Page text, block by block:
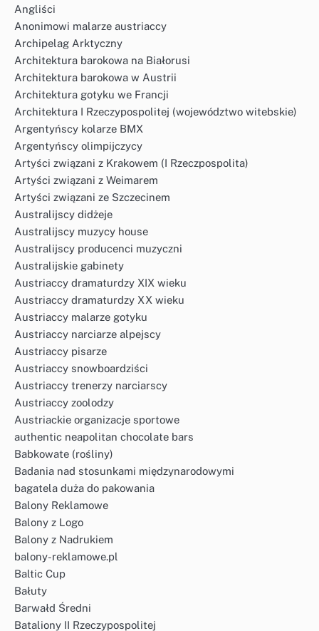
Angliści
Anonimowi malarze austriaccy
Archipelag Arktyczny
Architektura barokowa na Białorusi
Architektura barokowa w Austrii
Architektura gotyku we Francji
Architektura I Rzeczypospolitej (województwo witebskie)
Argentyńscy kolarze BMX
Argentyńscy olimpijczycy
Artyści związani z Krakowem (I Rzeczpospolita)
Artyści związani z Weimarem
Artyści związani ze Szczecinem
Australijscy didżeje
Australijscy muzycy house
Australijscy producenci muzyczni
Australijskie gabinety
Austriaccy dramaturdzy XIX wieku
Austriaccy dramaturdzy XX wieku
Austriaccy malarze gotyku
Austriaccy narciarze alpejscy
Austriaccy pisarze
Austriaccy snowboardziści
Austriaccy trenerzy narciarscy
Austriaccy zoolodzy
Austriackie organizacje sportowe
authentic neapolitan chocolate bars
Babkowate (rośliny)
Badania nad stosunkami międzynarodowymi
bagatela duża do pakowania
Balony Reklamowe
Balony z Logo
Balony z Nadrukiem
balony-reklamowe.pl
Baltic Cup
Bałuty
Barwałd Średni
Bataliony II Rzeczypospolitej